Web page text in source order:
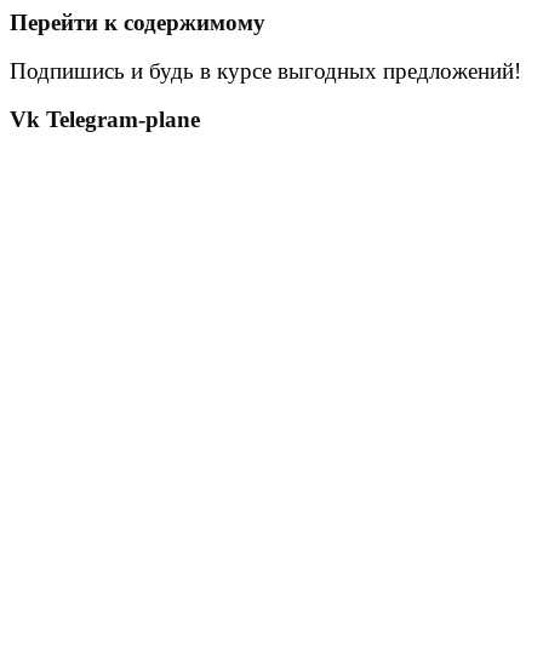
Перейти к содержимому
Подпишись и будь в курсе выгодных предложений!
Vk Telegram-plane